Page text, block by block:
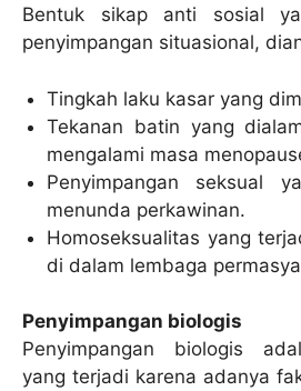
Bentuk sikap anti sosial
penyimpangan situasional,
Tingkah laku kasar yang
Tekanan batin yang
mengalami masa
Penyimpangan seksual
menunda perkawinan.
Homoseksualitas yang
di dalam lembaga
Penyimpangan biologis
Penyimpangan biologis
yang terjadi karena adanya